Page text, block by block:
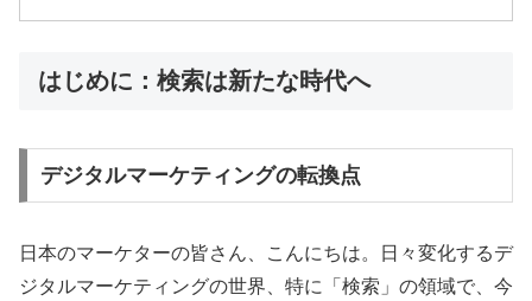
はじめに：検索は新たな時代へ
デジタルマーケティングの転換点
日本のマーケターの皆さん、こんにちは。日々変化するデ
ジタルマーケティングの世界、特に「検索」の領域で、今